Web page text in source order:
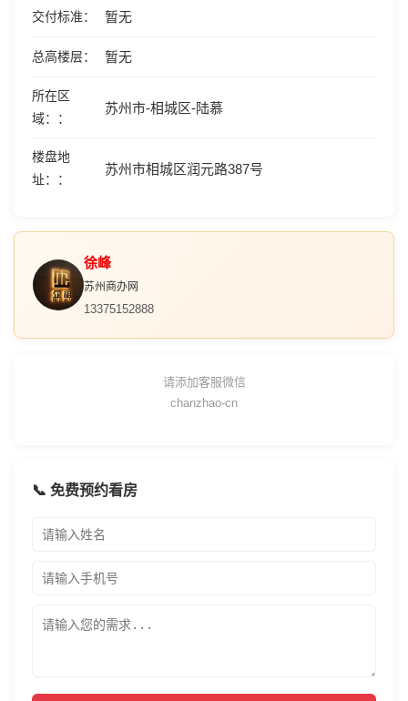
交付标准 暂无
总高楼层 暂无
所在区
域：
苏州市-相城区-陆慕
楼盘地
址：
苏州市相城区润元路387号
徐峰
苏州商办网
13375152888
请添加客服微信
chanzhao-cn
📞 免费预约看房